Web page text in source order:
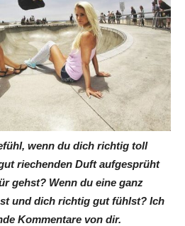
wenn du dich richtig toll
riechenden Duft aufgesprüht
gehst? Wenn du eine ganz
und dich richtig gut fühlst? Ich
Kommentare von dir.